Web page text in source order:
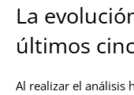
La
últimos
Al realizar el análisis